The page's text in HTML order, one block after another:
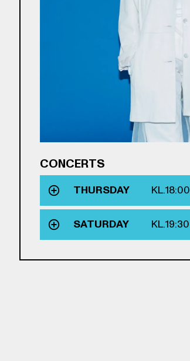
CONCERTS
THURSDAY KL.18:00
SATURDAY KL.19:30